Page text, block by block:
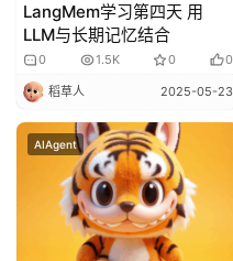
LangMem学习第四天 用
LLM与长期记忆结合
0 1.5K 0 0
稻草人 2025-05-23
AIAgent